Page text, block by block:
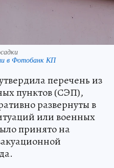
в Фотобанк КП
перечень из
пунктов (СЭП),
развернуты в
или военных
принято на